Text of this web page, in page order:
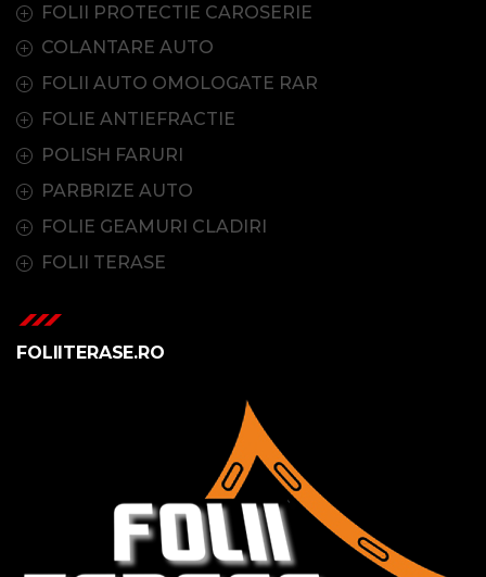
FOLII PROTECTIE CAROSERIE
COLANTARE AUTO
FOLII AUTO OMOLOGATE RAR
FOLIE ANTIEFRACTIE
POLISH FARURI
PARBRIZE AUTO
FOLIE GEAMURI CLADIRI
FOLII TERASE
FOLIITERASE.RO